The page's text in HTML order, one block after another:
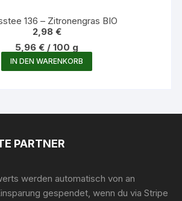
136 – Zitronengras BIO
2,98 €
5,96€ /100 g
IN DEN WARENKORB
PARTNER
werden automatisch von an
gespendet, wenn du via Stripe